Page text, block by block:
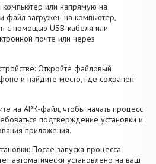
или напрямую на
файл загружен на компьютер,
с помощью USB-кабеля или
почте или через
Откройте файловый
и найдите место, где сохранен
на APK-файл, чтобы начать процесс
подтверждение установки и
приложения.
После запуска процесса
автоматически установлено на ваш